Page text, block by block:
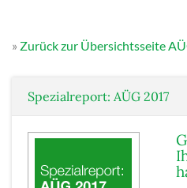
» Zurück zur Übersichtsseite
Spezialreport: AÜG 2017